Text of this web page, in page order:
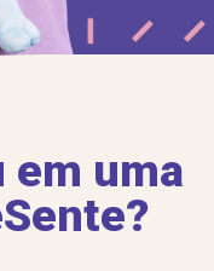
em uma